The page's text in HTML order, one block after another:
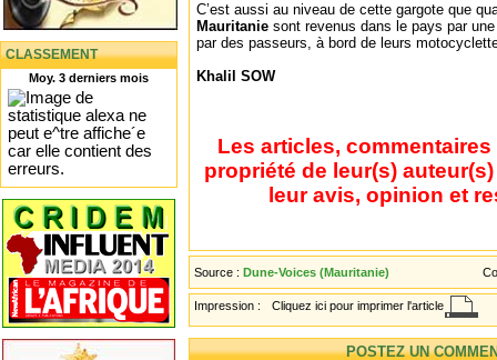
CLASSEMENT
Moy. 3 derniers mois
C’est aussi au niveau de cette gargote que
Mauritanie sont revenus dans le pays par
par des passeurs, à bord de leurs
Khalil SOW
Les articles,
propriété de leur(s)
leur avis, opinion et
Source : Dune-Voices (Mauritanie)
Impression : Cliquez ici pour imprimer l'article
POSTEZ UN